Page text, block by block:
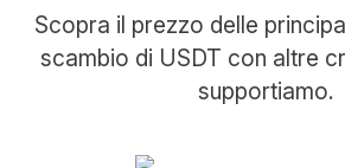
Scopra il prezzo delle
scambio di USDT con altre
supportiamo.